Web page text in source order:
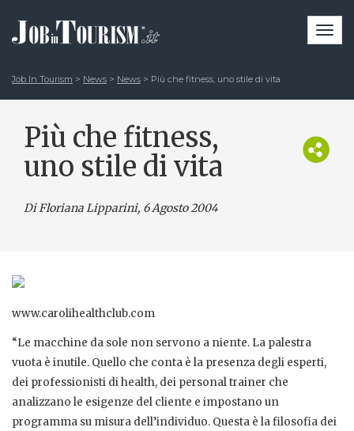
Job In Tourism > News > News > Più che fitness, uno stile di vita
Più che fitness,
uno stile di vita
Di Floriana Lipparini, 6 Agosto 2004
www.carolihealthclub.com
“Le macchine da sole non servono a niente. La palestra
vuota è inutile. Quello che conta è la presenza degli esperti,
dei professionisti di health, dei personal trainer che
analizzano le esigenze del cliente e impostano un
programma su misura dell’individuo. Questa è la filosofia dei